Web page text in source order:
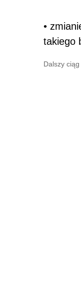
•
takiego
Dalszy